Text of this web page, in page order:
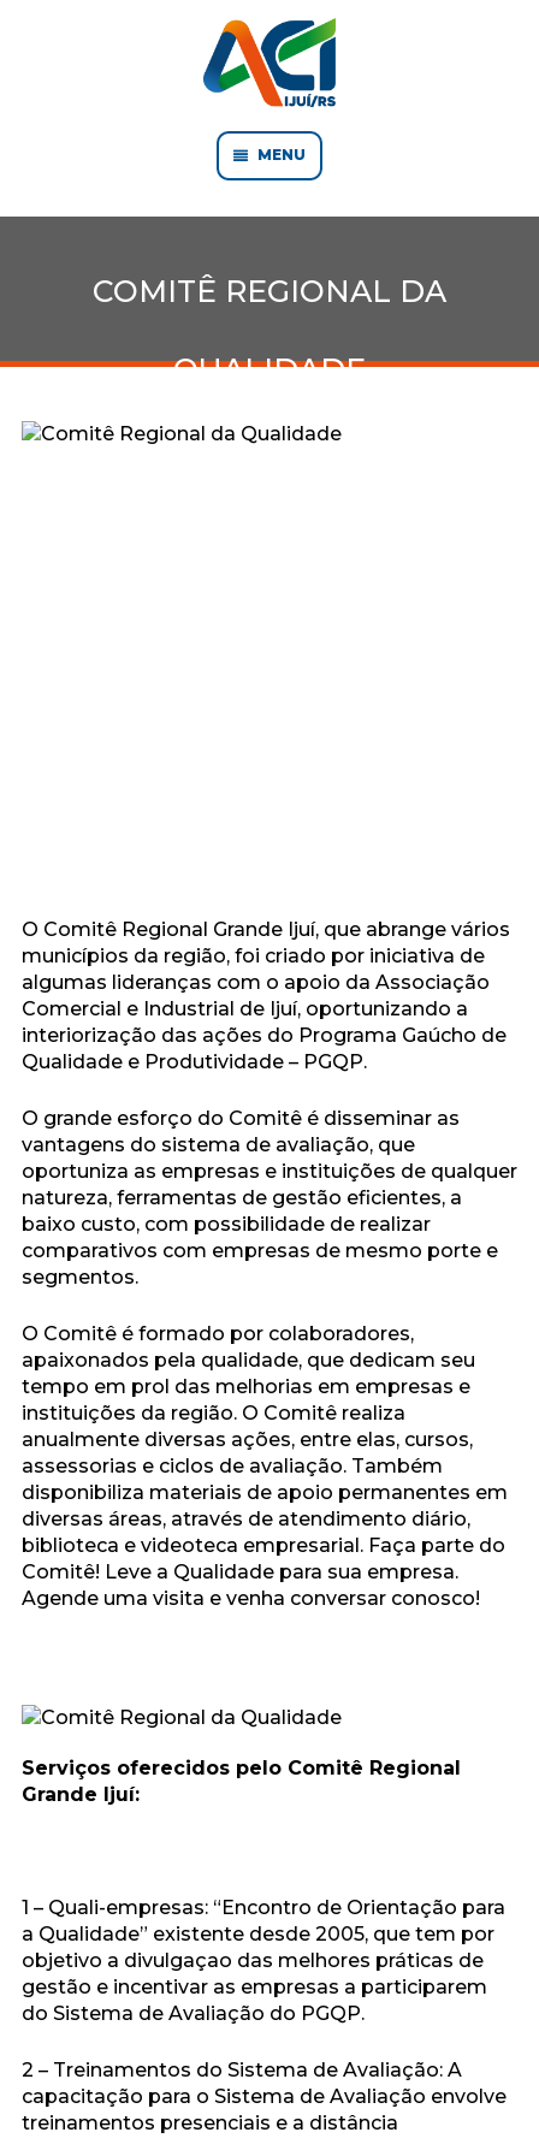
MENU
COMITÊ REGIONAL DA
QUALIDADE
O Comitê Regional Grande Ijuí, que abrange vários
municípios da região, foi criado por iniciativa de
algumas lideranças com o apoio da Associação
Comercial e Industrial de Ijuí, oportunizando a
interiorização das ações do Programa Gaúcho de
Qualidade e Produtividade – PGQP.
O grande esforço do Comitê é disseminar as
vantagens do sistema de avaliação, que
oportuniza as empresas e instituições de qualquer
natureza, ferramentas de gestão eficientes, a
baixo custo, com possibilidade de realizar
comparativos com empresas de mesmo porte e
segmentos.
O Comitê é formado por colaboradores,
apaixonados pela qualidade, que dedicam seu
tempo em prol das melhorias em empresas e
instituições da região. O Comitê realiza
anualmente diversas ações, entre elas, cursos,
assessorias e ciclos de avaliação. Também
disponibiliza materiais de apoio permanentes em
diversas áreas, através de atendimento diário,
biblioteca e videoteca empresarial. Faça parte do
Comitê! Leve a Qualidade para sua empresa.
Agende uma visita e venha conversar conosco!
Serviços oferecidos pelo Comitê Regional
Grande Ijuí:
1 – Quali-empresas: “Encontro de Orientação para
a Qualidade” existente desde 2005, que tem por
objetivo a divulgaçao das melhores práticas de
gestão e incentivar as empresas a participarem
do Sistema de Avaliação do PGQP.
2 – Treinamentos do Sistema de Avaliação: A
capacitação para o Sistema de Avaliação envolve
treinamentos presenciais e a distância